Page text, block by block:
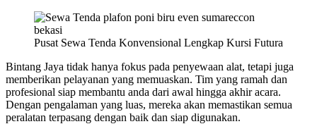
Pusat Sewa Tenda Konvensional Lengkap Kursi Futura
Bintang Jaya tidak hanya fokus pada penyewaan alat, tetapi juga
memberikan pelayanan yang memuaskan. Tim yang ramah dan
profesional siap membantu anda dari awal hingga akhir acara.
Dengan pengalaman yang luas, mereka akan memastikan semua
peralatan terpasang dengan baik dan siap digunakan.